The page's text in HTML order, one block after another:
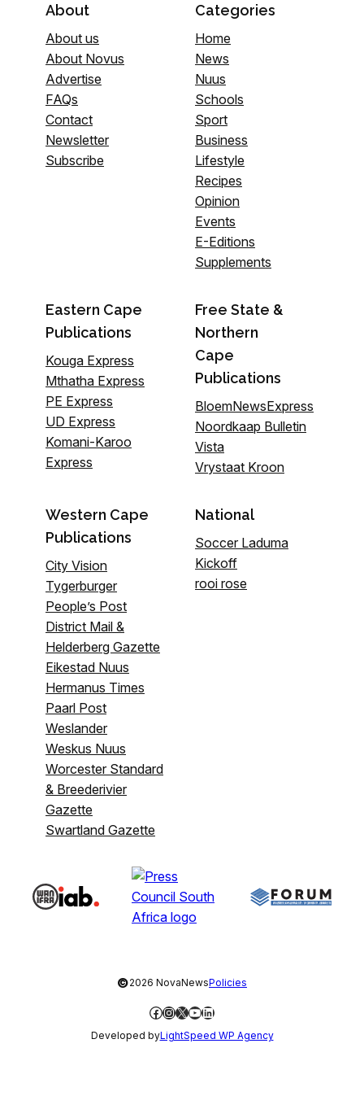
About
About us
About Novus
Advertise
FAQs
Contact
Newsletter
Subscribe
Categories
Home
News
Nuus
Schools
Sport
Business
Lifestyle
Recipes
Opinion
Events
E-Editions
Supplements
Eastern Cape
Publications
Kouga Express
Mthatha Express
PE Express
UD Express
Komani-Karoo
Express
Free State &
Northern
Cape
Publications
BloemNewsExpress
Noordkaap Bulletin
Vista
Vrystaat Kroon
Western Cape
Publications
City Vision
Tygerburger
People’s Post
District Mail &
Helderberg Gazette
Eikestad Nuus
Hermanus Times
Paarl Post
Weslander
Weskus Nuus
Worcester Standard
& Breederivier
Gazette
Swartland Gazette
National
Soccer Laduma
Kickoff
rooi rose
©2026 NovaNewsPolicies
Facebook
Instagram
X YouTube
LinkedIn
Developed byLightSpeed WP Agency